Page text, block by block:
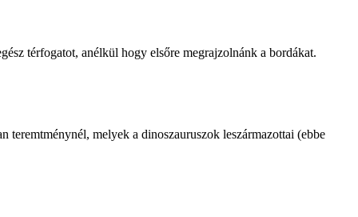
térfogatot, anélkül hogy elsőre megrajzolnánk a bordákat.
teremtménynél, melyek a dinoszauruszok leszármazottai (ebbe